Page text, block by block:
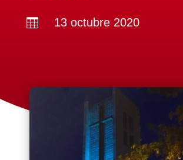
 13 octubre 2020